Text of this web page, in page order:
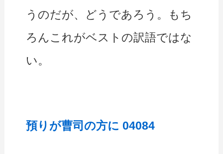
うのだが、どうであろう。もち
ろんこれがベストの訳語ではな
い。
預りが曹司の方に 04084